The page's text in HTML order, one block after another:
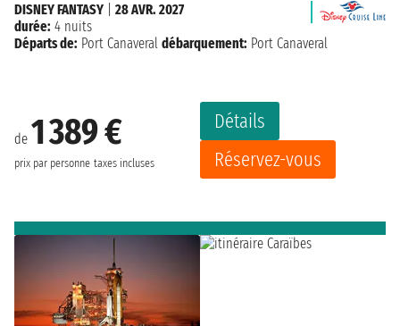
de 1 389 €
prix par personne taxes incluses
Détails
Réservez-vous
DISNEY FANTASY
28 AVR. 2027
durée: 4 nuits
Départs de: Port Canaveral débarquement: Port Canaveral